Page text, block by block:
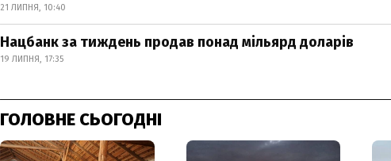
21 ЛИПНЯ, 10:40
Нацбанк за тиждень продав понад мільярд доларів
19 ЛИПНЯ, 17:35
ГОЛОВНЕ СЬОГОДНІ